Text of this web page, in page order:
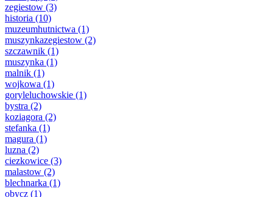
zegiestow (3)
historia (10)
muzeumhutnictwa (1)
muszynkazegiestow (2)
szczawnik (1)
muszynka (1)
malnik (1)
wojkowa (1)
goryleluchowskie (1)
bystra (2)
koziagora (2)
stefanka (1)
magura (1)
luzna (2)
ciezkowice (3)
malastow (2)
blechnarka (1)
obycz (1)